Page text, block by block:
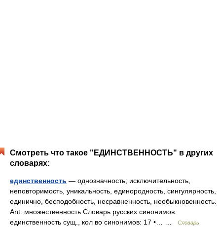
Смотреть что такое "ЕДИНСТВЕННОСТЬ" в других
словарях:
единственность — однозначность; исключительность,
неповторимость, уникальность, единородность, сингулярность,
единично, бесподобность, несравненность, необыкновенность.
Ant. множественность Словарь русских синонимов.
единственность сущ., кол во синонимов: 17 •… …
Словарь